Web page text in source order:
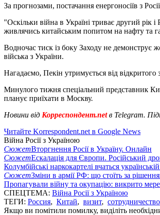
За прогнозами, постачання енергоносіїв з
"Оскільки війна в Україні триває другий рік
живлячись китайським попитом на нафту та
Водночас тиск із боку Заходу не демонструє
війська з України.
Нагадаємо, Пекін утримується від
Минулого тижня спеціальний представник
планує приїхати в Москву.
Новини від Корреспондент.netв Telegram.
Читайте Korrespondent.net в Google News
Війна Росії з Україною
СюжетВторгнення Росії в Україну. Онлайн
СюжетЕскалація для Європи. Російський
Колумбійські наркокартелі вчаться
СюжетЗміни в армії РФ: що стоїть за
Пропагували війну та окупацію: викрито
СПЕЦТЕМА: Війна Росії з Україною
ТЕГИ: Россия, Китай, визит, сотрудничество
Якщо ви помітили помилку, виділіть